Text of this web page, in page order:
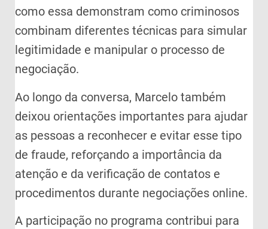
como essa demonstram como criminosos
combinam diferentes técnicas para simular
legitimidade e manipular o processo de
negociação.
Ao longo da conversa, Marcelo também
deixou orientações importantes para ajudar
as pessoas a reconhecer e evitar esse tipo
de fraude, reforçando a importância da
atenção e da verificação de contatos e
procedimentos durante negociações online.
A participação no programa contribui para